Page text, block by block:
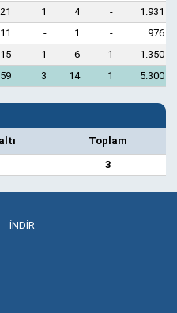
21 1 4 -
1.931
11 - 1 -
976
15 1 6 1
1.350
59 3 14 1 5.300
Toplam
3
İNDİR